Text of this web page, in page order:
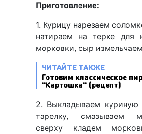
Приготовление:
1. Курицу нарезаем
натираем на терке для
морковки, сыр
ЧИТАЙТЕ ТАКЖЕ
Готовим классическое
"Картошка" (рецепт)
2. Выкладываем куриную
тарелку, смазываем
сверху кладем